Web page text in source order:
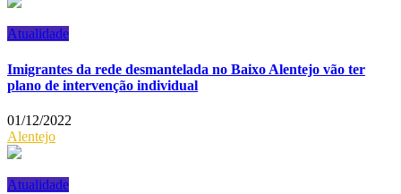
Atualidade
Imigrantes da rede desmantelada no Baixo Alentejo vão ter
plano de intervenção individual
01/12/2022
Alentejo
Atualidade